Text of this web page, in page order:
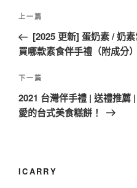
文
導
覽
上
一
篇
章
上一篇
[2025 更新] 蛋奶素 / 奶
買哪款素食伴手禮（附成分）
下
一
篇
下一篇
2021 台灣伴手禮 | 送禮推薦
愛的台式美食糕餅！
ICARRY